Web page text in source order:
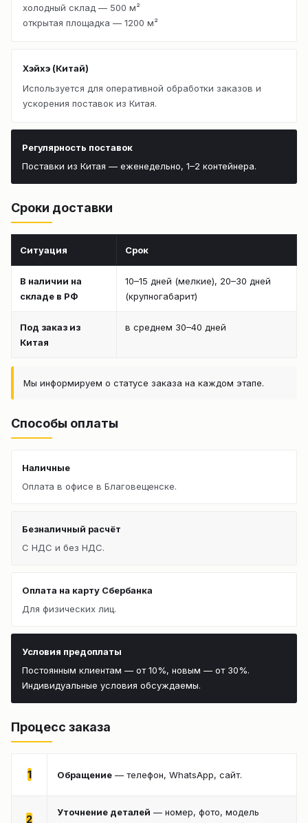
холодный склад — 500 м²
открытая площадка — 1200 м²
Хэйхэ (Китай)
Используется для оперативной обработки заказов и
ускорения поставок из Китая.
Регулярность поставок
Поставки из Китая — еженедельно, 1–2 контейнера.
Сроки доставки
Ситуация Срок
В наличии на
складе в РФ
10–15 дней (мелкие), 20–30 дней
(крупногабарит)
Под заказ из
Китая
в среднем 30–40 дней
Мы информируем о статусе заказа на каждом этапе.
Способы оплаты
Наличные
Оплата в офисе в Благовещенске.
Безналичный расчёт
С НДС и без НДС.
Оплата на карту Сбербанка
Для физических лиц.
Условия предоплаты
Постоянным клиентам — от 10%, новым — от 30%.
Индивидуальные условия обсуждаемы.
Процесс заказа
1 Обращение — телефон, WhatsApp, сайт.
2
Уточнение деталей — номер, фото, модель